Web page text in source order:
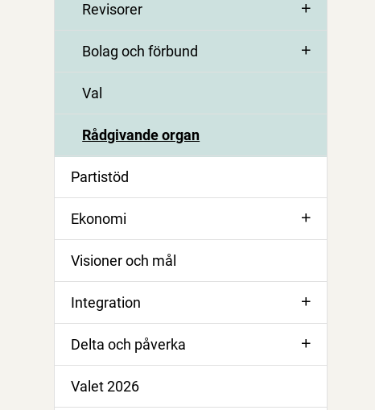
Revisorer
Bolag och förbund
Val
Rådgivande organ
Partistöd
Ekonomi
Visioner och mål
Integration
Delta och påverka
Valet 2026